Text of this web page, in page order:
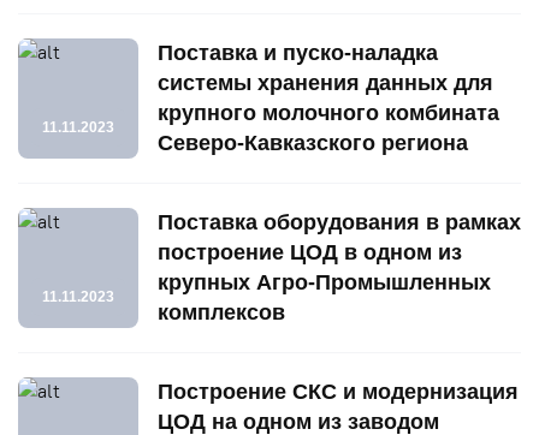
11.11.2023
Поставка и пуско-наладка
системы хранения данных для
крупного молочного комбината
Северо-Кавказского региона
11.11.2023
Поставка оборудования в рамках
построение ЦОД в одном из
крупных Агро-Промышленных
комплексов
Построение СКС и модернизация
ЦОД на одном из заводом